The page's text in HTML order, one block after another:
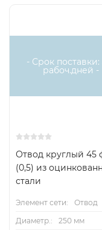
- Срок поставки:
рабоч.дней -
Отвод круглый 45
(0,5) из
стали
Элемент сети:
Отвод
Диаметр.:
250 мм